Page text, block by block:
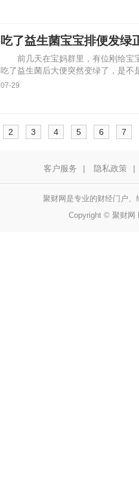
吃了益生菌宝宝排便发绿
前几天在宝妈群里，有位刚给宝
吃了益生菌后大便突然变绿了，是不
07-29
2 3 4 5 6 7
客户服务 | 隐私政策 |
聚财网是专业的财经门户
Copyright © 聚财网